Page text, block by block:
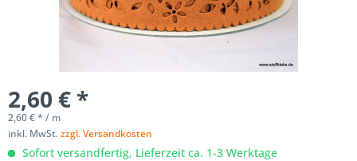
2,60 € *
2,60 € * / m
inkl. MwSt.zzgl. Versandkosten
Sofort versandfertig, Lieferzeit ca. 1-3 Werktage